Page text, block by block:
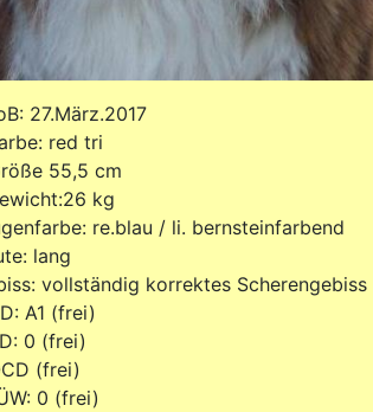
red tri
cm
kg
/ li. bernsteinfarbend
korrektes Scherengebiss